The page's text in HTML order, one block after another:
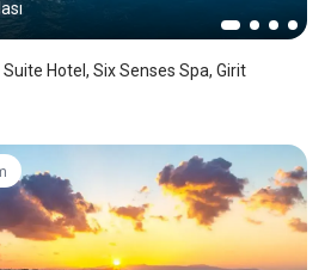
Hotel, Six Senses Spa, Girit